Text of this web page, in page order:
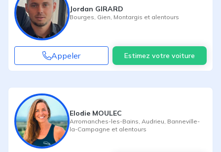
Jordan GIRARD
Bourges Gien Montargis et alentours
Appeler Estimez votre voiture
Elodie MOULEC
Arromanches-les-Bains Audrieu Banneville-
la-Campagne et alentours